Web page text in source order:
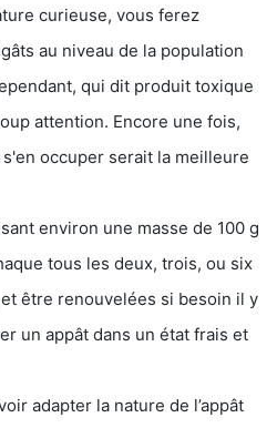
curieuse, vous ferez
au niveau de la population
qui dit produit toxique
attention. Encore une fois,
occuper serait la meilleure
environ une masse de 100 g
tous les deux, trois, ou six
être renouvelées si besoin il y
un appât dans un état frais et
adapter la nature de l’appât